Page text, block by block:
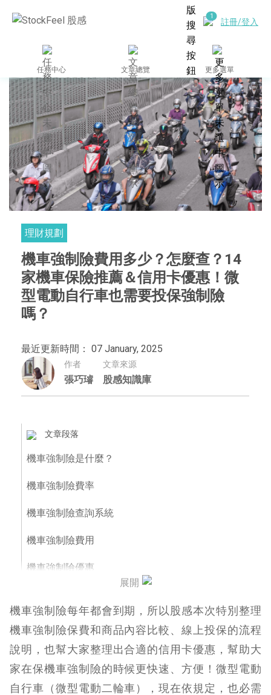
註冊/登入
任務中心 文章總覽 更多選單
理財規劃
機車強制險費用多少？怎麼查？14
家機車保險推薦＆信用卡優惠！微
型電動自行車也需要投保強制險
嗎？
最近更新時間： 07 January, 2025
作者
張巧璿
文章來源
股感知識庫
文章段落
機車強制險是什麼？
機車強制險費率
機車強制險查詢系統
機車強制險費用
機車強制險優惠
機車強制險理賠範圍與金額
影響機車強制險費用因素有哪些？
資料來源：強制汽車責任保險表
展開
機車強制險每年都會到期，所以股感本次特別整理
機車強制險保費和商品內容比較、線上投保的流程
說明，也幫大家整理出合適的信用卡優惠，幫助大
家在保機車強制險的時候更快速、方便！微型電動
自行車（微型電動二輪車），現在依規定，也必需